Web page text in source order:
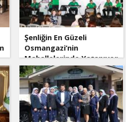
Şenliğin En Güzeli
Osmangazi’nin
Mahallelerinde Yaşanıyor